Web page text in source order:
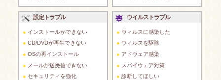
設定トラブル
インストールができない
CD/DVDが再生できない
OSの再インストール
メールが送受信できない
セキュリティを強化
ウイルストラブル
ウィルスに感染した
ウィルスを駆除
アドウェア感染
スパイウェア対策
診断してほしい